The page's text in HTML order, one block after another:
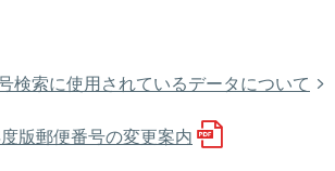
検索に使用されているデータについて
版郵便番号の変更案内